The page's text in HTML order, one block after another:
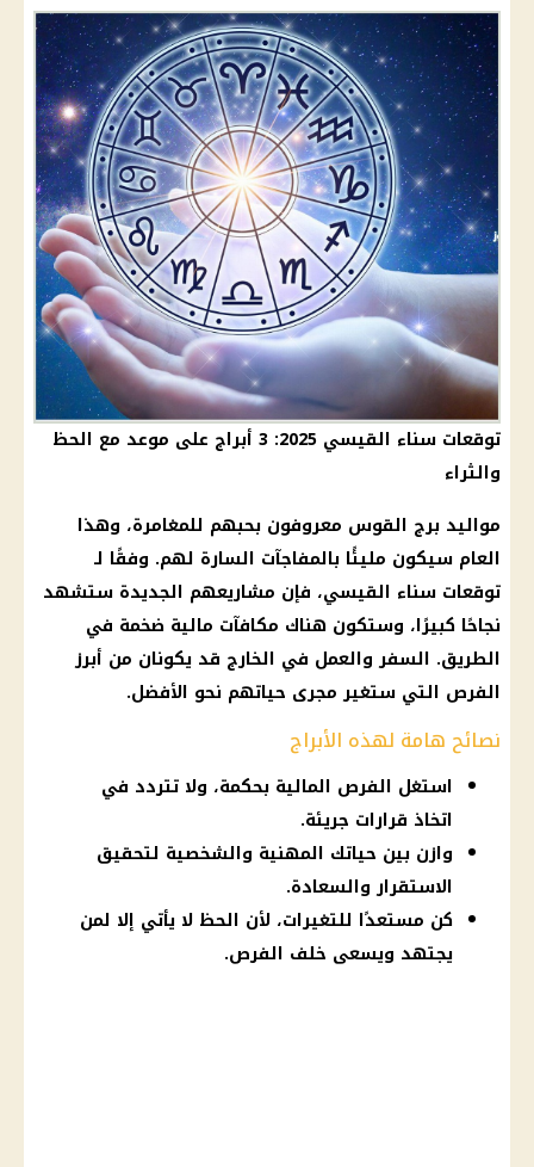
توقعات سناء القيسي 2025: 3 أبراج على موعد مع الحظ
والثراء
مواليد برج القوس معروفون بحبهم للمغامرة، وهذا
العام سيكون مليئًا بالمفاجآت السارة لهم. وفقًا لـ
توقعات سناء القيسي، فإن مشاريعهم الجديدة ستشهد
نجاحًا كبيرًا، وستكون هناك مكافآت مالية ضخمة في
الطريق. السفر والعمل في الخارج قد يكونان من أبرز
الفرص التي ستغير مجرى حياتهم نحو الأفضل.
نصائح هامة لهذه الأبراج
استغل الفرص المالية بحكمة، ولا تتردد في
اتخاذ قرارات جريئة.
وازن بين حياتك المهنية والشخصية لتحقيق
الاستقرار والسعادة.
كن مستعدًا للتغيرات، لأن الحظ لا يأتي إلا لمن
يجتهد ويسعى خلف الفرص.